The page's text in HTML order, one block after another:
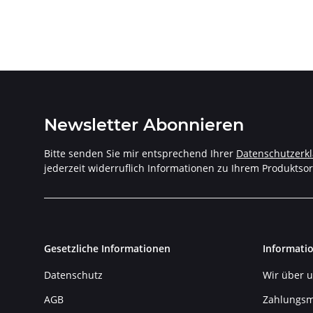
Newsletter Abonnieren
Bitte senden Sie mir entsprechend Ihrer
jederzeit widerruflich Informationen zu Ihrem
Gesetzliche Informationen
Datenschutz
AGB
Wir über